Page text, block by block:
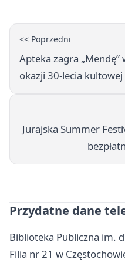
<< Poprzedni
Apteka zagra
okazji 30-lecia kultowej
Jurajska Summer
Przydatne dane
Biblioteka Publiczna im.
Filia nr 21 w